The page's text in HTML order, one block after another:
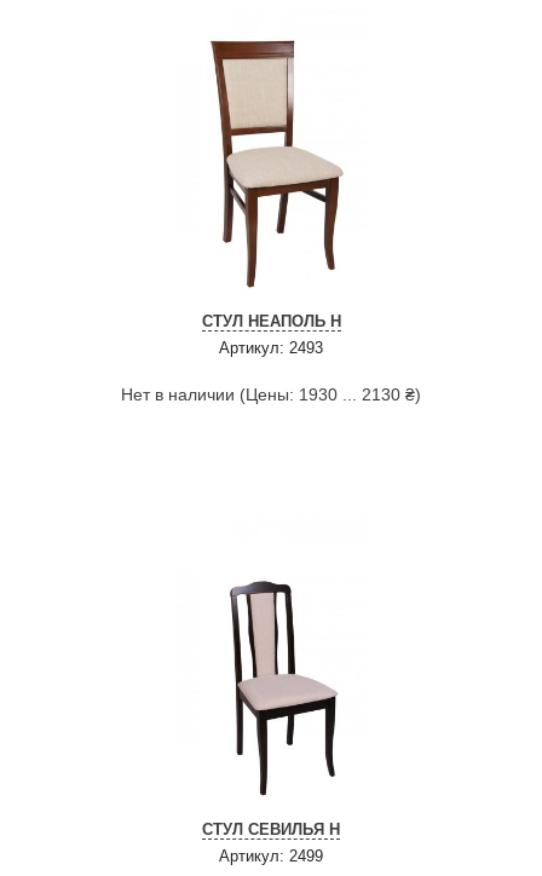
СТУЛ НЕАПОЛЬ Н
Артикул: 2493
Нет в наличии (Цены: 1930 ... 2130 ₴)
СТУЛ СЕВИЛЬЯ Н
Артикул: 2499